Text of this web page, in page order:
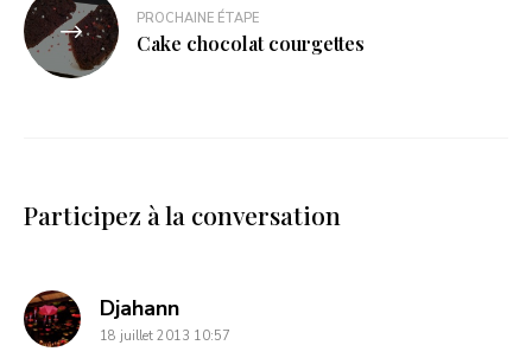
PROCHAINE ÉTAPE
Cake chocolat courgettes
Participez à la conversation
Djahanndit
:
18 juillet 2013 10:57